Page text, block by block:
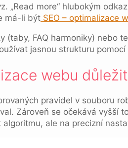
„Read more“ hlubokým
má-li být SEO – optimalizace
(taby, FAQ harmoniky) nebo
jasnou strukturu
webu
pravidel v souboru
Zároveň se očekává vyšší
ale na precizní